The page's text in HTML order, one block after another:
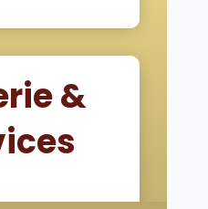
&
Claire 63000